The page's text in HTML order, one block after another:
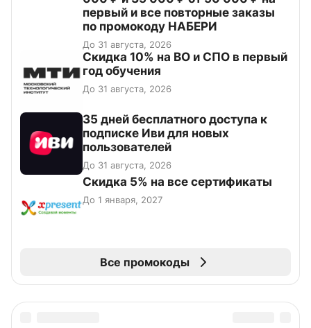
первый и все повторные заказы
по промокоду НАБЕРИ
До 31 августа, 2026
Скидка 10% на ВО и СПО в первый
год обучения
До 31 августа, 2026
35 дней бесплатного доступа к
подписке Иви для новых
пользователей
До 31 августа, 2026
Скидка 5% на все сертификаты
До 1 января, 2027
Все промокоды